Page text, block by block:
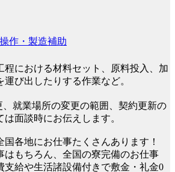
作・製造補助
程における材料セット、原料投入、加
運び出したりする作業など。
就業場所の変更の範囲、契約更新の
は面談時にお伝えします。
各地にお仕事たくさんあります！
はもちろん、全国の寮完備のお仕事
支給や生活諸設備付きで敷金・礼金0